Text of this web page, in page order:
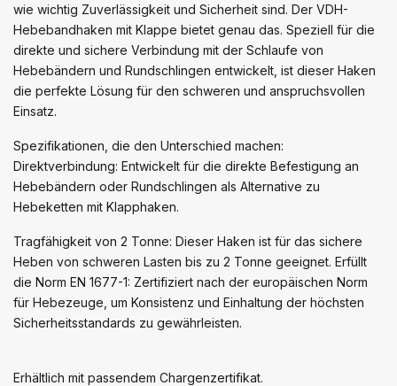
wie wichtig Zuverlässigkeit und Sicherheit sind. Der VDH-
Hebebandhaken mit Klappe bietet genau das. Speziell für die
direkte und sichere Verbindung mit der Schlaufe von
Hebebändern und Rundschlingen entwickelt, ist dieser Haken
die perfekte Lösung für den schweren und anspruchsvollen
Einsatz.
Spezifikationen, die den Unterschied machen:
Direktverbindung: Entwickelt für die direkte Befestigung an
Hebebändern oder Rundschlingen als Alternative zu
Hebeketten mit Klapphaken.
Tragfähigkeit von 2 Tonne: Dieser Haken ist für das sichere
Heben von schweren Lasten bis zu 2 Tonne geeignet. Erfüllt
die Norm EN 1677-1: Zertifiziert nach der europäischen Norm
für Hebezeuge, um Konsistenz und Einhaltung der höchsten
Sicherheitsstandards zu gewährleisten.
Erhältlich mit passendem Chargenzertifikat.